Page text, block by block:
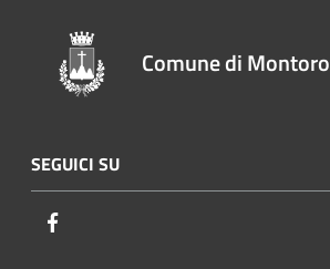
Comune di Montoro
SEGUICI SU